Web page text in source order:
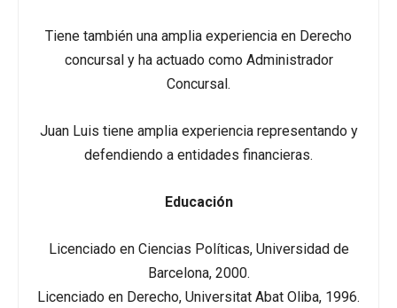
Tiene también una amplia experiencia en Derecho
concursal y ha actuado como Administrador
Concursal.
Juan Luis tiene amplia experiencia representando y
defendiendo a entidades financieras.
Educación
Licenciado en Ciencias Políticas, Universidad de
Barcelona, 2000.
Licenciado en Derecho, Universitat Abat Oliba, 1996.